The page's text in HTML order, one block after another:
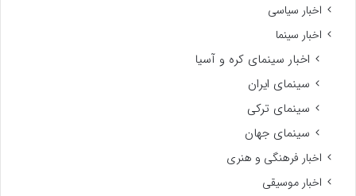
اخبار سیاسی
اخبار سینما
اخبار سینمای کره و آسیا
سینمای ایران
سینمای ترکی
سینمای جهان
اخبار فرهنگی و هنری
اخبار موسیقی